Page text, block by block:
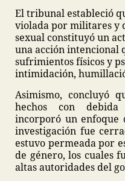
El tribunal estableció
violada por militares y
sexual constituyó un
una acción intencional
sufrimientos físicos y
intimidación,
Asimismo, concluyó
hechos con
incorporó un enfoque
investigación fue
estuvo permeada por
de género, los cuales
altas autoridades del